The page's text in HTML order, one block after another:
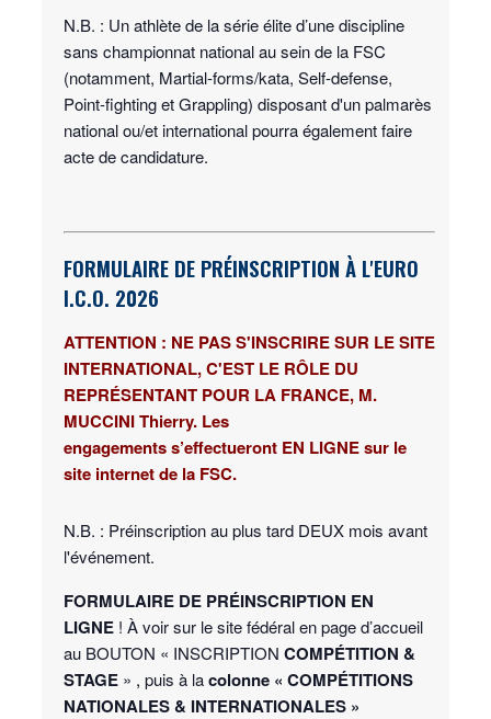
N.B. : Un athlète de la série élite d’une discipline
sans championnat national au sein de la FSC
(notamment, Martial-forms/kata, Self-defense,
Point-fighting et Grappling) disposant d'un palmarès
national ou/et international pourra également faire
acte de candidature.
FORMULAIRE DE PRÉINSCRIPTION À L'EURO
I.C.O. 2026
ATTENTION : NE PAS S'INSCRIRE SUR LE SITE
INTERNATIONAL, C'EST LE RÔLE DU
REPRÉSENTANT POUR LA FRANCE, M.
MUCCINI Thierry. Les
engagementss’effectueront EN LIGNEsur le
site internet de la FSC.
N.B. : Préinscription au plus tard DEUX mois avant
l'événement.
FORMULAIRE DE PRÉINSCRIPTION EN
LIGNE ! À voir sur le site fédéral en page d’accueil
au BOUTON « INSCRIPTION COMPÉTITION &
STAGE » , puis à lacolonne « COMPÉTITIONS
NATIONALES & INTERNATIONALES »